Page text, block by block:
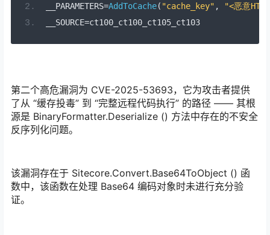
__PARAMETERS=AddToCache( "cache_key" ,
"<恶意
__SOURCE=ct100_ct100_ct105_ct103
第二个高危漏洞为 CVE-2025-53693，它为攻击者提供
了从 “缓存投毒” 到 “完整远程代码执行” 的路径 —— 其根
源是 BinaryFormatter.Deserialize () 方法中存在的不安全
反序列化问题。
该漏洞存在于 Sitecore.Convert.Base64ToObject () 函
数中，该函数在处理 Base64 编码对象时未进行充分验
证。